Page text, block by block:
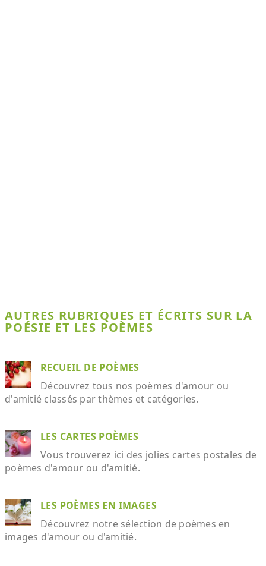
AUTRES RUBRIQUES ET ÉCRITS SUR LA
POÉSIE ET LES POÈMES
RECUEIL DE POÈMES
Découvrez tous nos poèmes d'amour ou
d'amitié classés par thèmes et catégories.
LES CARTES POÈMES
Vous trouverez ici des jolies cartes postales de
poèmes d'amour ou d'amitié.
LES POÈMES EN IMAGES
Découvrez notre sélection de poèmes en
images d'amour ou d'amitié.